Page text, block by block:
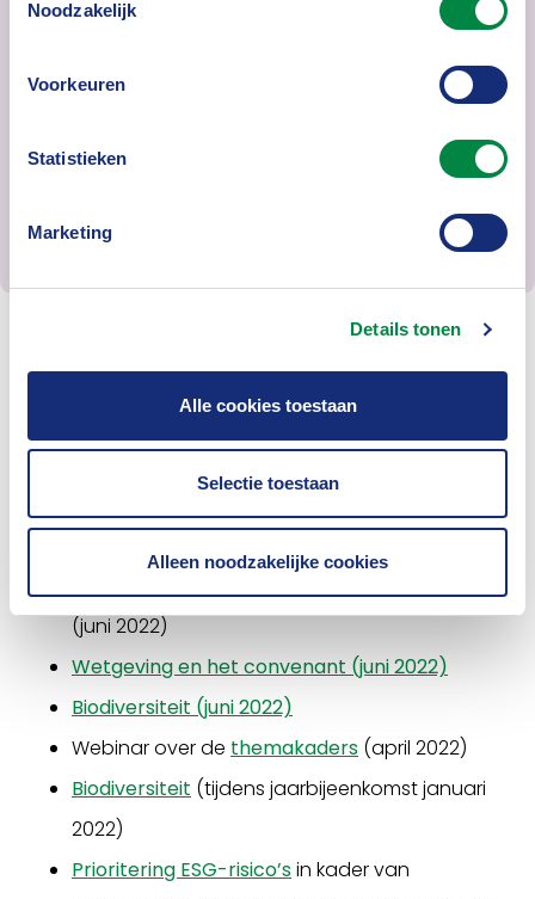
Noodzakelijk
Voorkeuren
Statistieken
Marketing
Details tonen
Alle cookies toestaan
Selectie toestaan
Alleen noodzakelijke cookies
diligence’
Handreiking 'Zinvolle prestatie-indicatoren
voor rapportage effectiviteit ESG-beleid'
Webinars
Diverse bijeenkomsten zijn terug te kijken:
(juni 2022)
Wetgeving en het convenant (juni 2022)
Biodiversiteit (juni 2022)
Webinar over de themakaders (april 2022)
Biodiversiteit (tijdens jaarbijeenkomst januari
2022)
Prioritering ESG-risico’sin kader van